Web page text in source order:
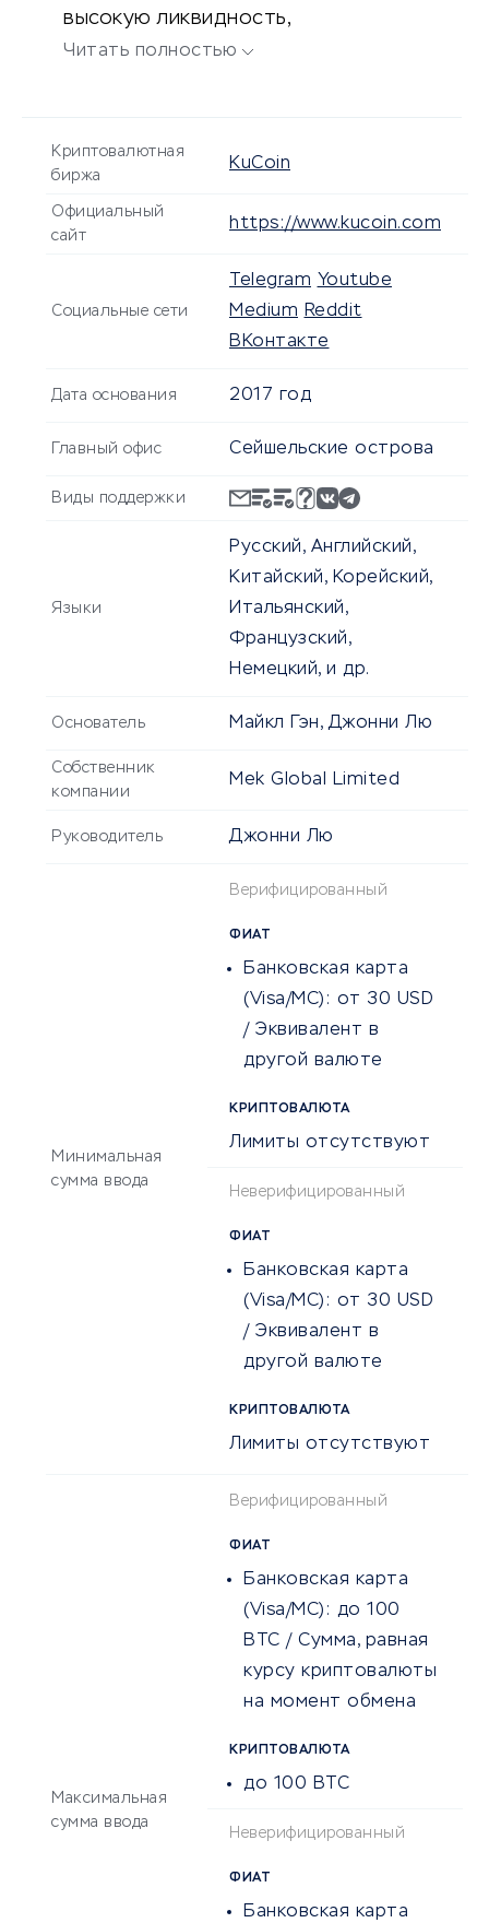
высокую ликвидность,
безопасность и разнообразие
Читать полностью
Криптовалютная
биржа
KuCoin
Официальный
сайт
https://www.kucoin.com
Социальные сети
Telegram Youtube
Medium Reddit
ВКонтакте
Дата основания 2017 год
Главный офис Сейшельские острова
Виды поддержки
Языки
Русский, Английский,
Китайский, Корейский,
Итальянский,
Французский,
Немецкий, и др.
Основатель Майкл Гэн, Джонни Лю
Собственник
компании
Mek Global Limited
Руководитель Джонни Лю
Минимальная
сумма ввода
Верифицированный
КРИПТОВАЛЮТА
Лимиты отсутствуют
ФИАТ
Банковская карта
(Visa/MC): от 30 USD
/ Эквивалент в
другой валюте
Неверифицированный
КРИПТОВАЛЮТА
Лимиты отсутствуют
ФИАТ
Банковская карта
(Visa/MC): от 30 USD
/ Эквивалент в
другой валюте
Максимальная
сумма ввода
Верифицированный
КРИПТОВАЛЮТА
до 100 BTC
ФИАТ
Банковская карта
(Visa/MC): до 100
BTC / Сумма, равная
курсу криптовалюты
на момент обмена
Неверифицированный
ФИАТ
Банковская карта